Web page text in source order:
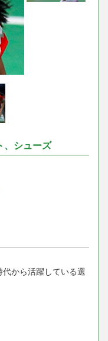
、シューズ
から活躍している選